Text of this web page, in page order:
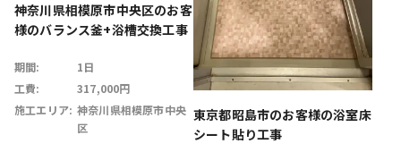
神奈川県相模原市中央区のお客
様のバランス釜+浴槽交換工事
期間:
1日
工費:
317,000円
施工エリア: 神奈川県相模原市中央
区
東京都昭島市のお客様の浴室床
シート貼り工事